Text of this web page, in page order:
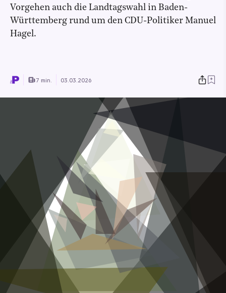
Vorgehen auch die Landtagswahl in Baden-
Württemberg rund um den CDU-Politiker Manuel
Hagel.
7 min. 03.03.2026